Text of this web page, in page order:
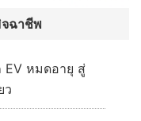
จฉาชีพ
EV หมดอายุ สู่
ว